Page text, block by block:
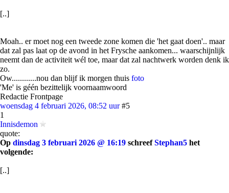
[..]
Moah.. er moet nog een tweede zone komen die 'het gaat doen'.. maar
dat zal pas laat op de avond in het Frysche aankomen... waarschijnlijk
neemt dan de activiteit wél toe, maar dat zal nachtwerk worden denk ik
zo.
Ow............nou dan blijf ik morgen thuis foto
'Me' is géén bezittelijk voornaamwoord
Redactie Frontpage
woensdag 4 februari 2026, 08:52 uur #5
1
Innisdemon
quote:
Op dinsdag 3 februari 2026 @ 16:19 schreefStephan5 het
volgende:
[..]